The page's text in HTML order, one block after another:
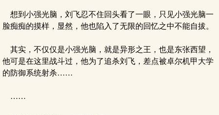
想到小强光脑，刘飞忍不住回头看了一眼，只见小强光脑一
脸痴痴的摸样，显然，他也陷入了无限的回忆之中不能自拔。
其实，不仅仅是小强光脑，就是异形之王，也是东张西望，
他可是在这里战斗过，他为了追杀刘飞，差点被卓尔机甲大学
的防御系统射杀……
……